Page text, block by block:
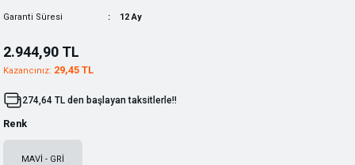
Garanti Süresi 12 Ay
2.944,90 TL
Kazancınız: 29,45 TL
274,64 TL den başlayan taksitlerle!!
Renk
MAVİ - GRİ